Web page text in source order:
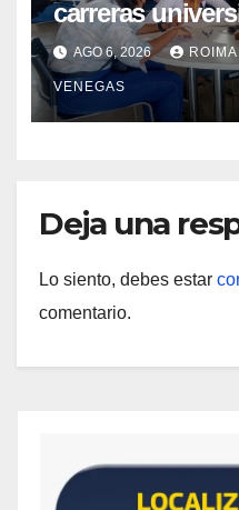
carreras
convenio entre
AGO 6, 2026
VENEGAS
Deja una
Lo siento, debes estar
comentario.